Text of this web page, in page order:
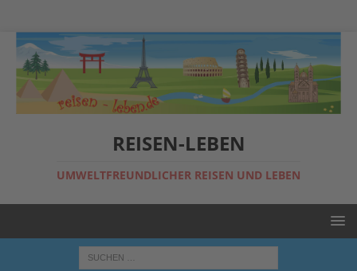
REISEN-LEBEN
UMWELTFREUNDLICHER REISEN UND LEBEN